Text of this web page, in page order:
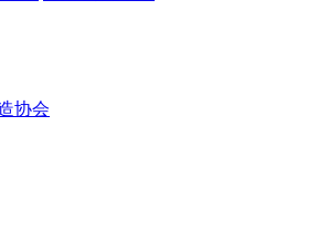
协会